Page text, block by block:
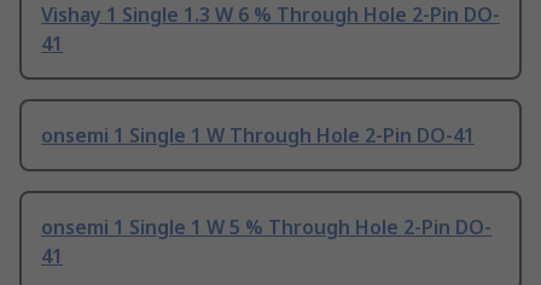
Vishay 1 Single 1.3 W 6 % Through Hole 2-Pin DO-
41
onsemi 1 Single 1 W Through Hole 2-Pin DO-41
onsemi 1 Single 1 W 5 % Through Hole 2-Pin DO-
41